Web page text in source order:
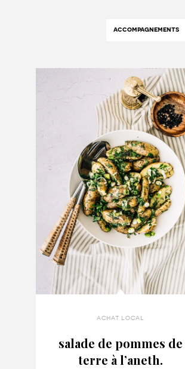
achat local
salade de pommes de
terre à l’aneth.